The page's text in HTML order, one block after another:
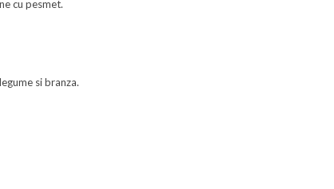
cu pesmet.
si branza.